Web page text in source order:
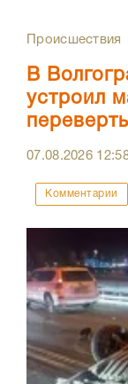
Происшествия
В
устроил
07.08.2026
Комментарии